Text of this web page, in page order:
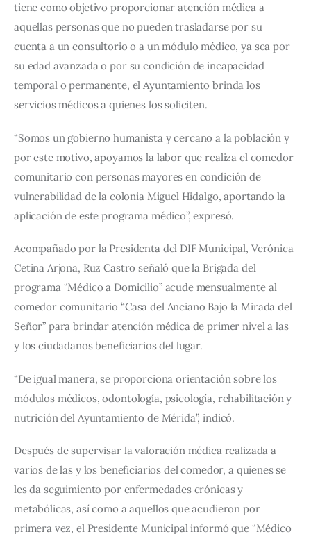
tiene como objetivo proporcionar atención médica a
aquellas personas que no pueden trasladarse por su
cuenta a un consultorio o a un módulo médico, ya sea por
su edad avanzada o por su condición de incapacidad
temporal o permanente, el Ayuntamiento brinda los
servicios médicos a quienes los soliciten.
“Somos un gobierno humanista y cercano a la población y
por este motivo, apoyamos la labor que realiza el comedor
comunitario con personas mayores en condición de
vulnerabilidad de la colonia Miguel Hidalgo, aportando la
aplicación de este programa médico”, expresó.
Acompañado por la Presidenta del DIF Municipal, Verónica
Cetina Arjona, Ruz Castro señaló que la Brigada del
programa “Médico a Domicilio” acude mensualmente al
comedor comunitario “Casa del Anciano Bajo la Mirada del
Señor” para brindar atención médica de primer nivel a las
y los ciudadanos beneficiarios del lugar.
“De igual manera, se proporciona orientación sobre los
módulos médicos, odontología, psicología, rehabilitación y
nutrición del Ayuntamiento de Mérida”, indicó.
Después de supervisar la valoración médica realizada a
varios de las y los beneficiarios del comedor, a quienes se
les da seguimiento por enfermedades crónicas y
metabólicas, así como a aquellos que acudieron por
primera vez, el Presidente Municipal informó que “Médico